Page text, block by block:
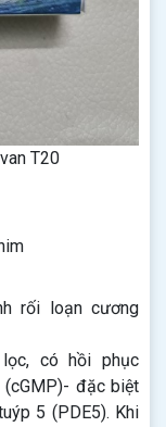
T20
rối loạn cương
có hồi phục
(cGMP)- đặc biệt
5 (PDE5). Khi